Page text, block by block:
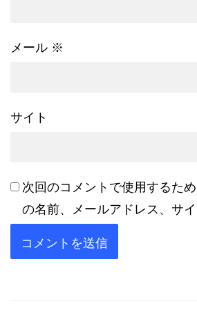
メール ※
サイト
次回のコメントで使用するた
の名前、メールアドレス、サイ